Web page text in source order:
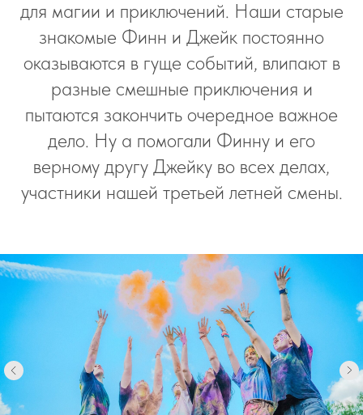
для магии и приключений. Наши старые
знакомые Финн и Джейк постоянно
оказываются в гуще событий, влипают в
разные смешные приключения и
пытаются закончить очередное важное
дело. Ну а помогали Финну и его
верному другу Джейку во всех делах,
участники нашей третьей летней смены.